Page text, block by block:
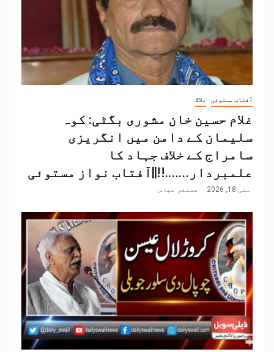
آفتاب مستوئی بلاگ
غلام حسین خان مشوری بگٹی: کوہ
سلیمان کے دامن میں انگریزی
سامراج کے خلاف جہاد کا
علمبردار…….!!||آفتاب نواز مستوئی
مئی 18, 2026 غضنفر عباس